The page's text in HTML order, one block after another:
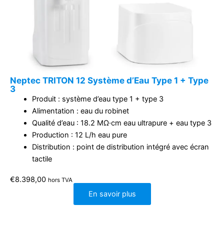
Neptec TRITON 12 Système d’Eau Type 1 + Type
3
Produit : système d’eau type 1 + type 3
Alimentation : eau du robinet
Qualité d’eau : 18.2 MΩ·cm eau ultrapure + eau type 3
Production : 12 L/h eau pure
Distribution : point de distribution intégré avec écran
tactile
€8.398,00 hors TVA
En savoir plus